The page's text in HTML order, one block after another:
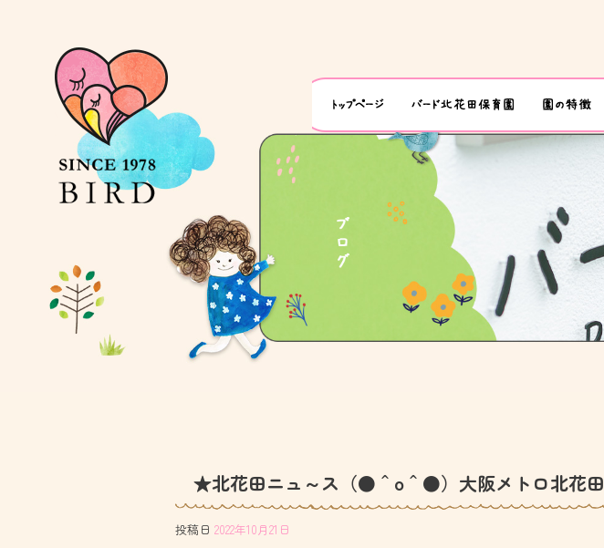
★北花田ニュ～ス（●＾o＾●）大阪メトロ北花田
投稿日 2022年10月21日